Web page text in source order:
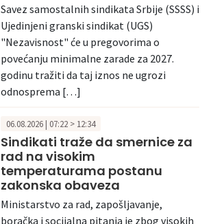
Savez samostalnih sindikata Srbije (SSSS) i
Ujedinjeni granski sindikat (UGS)
"Nezavisnost" će u pregovorima o
povećanju minimalne zarade za 2027.
godinu tražiti da taj iznos ne ugrozi
odnosprema […]
06.08.2026 | 07:22 > 12:34
Sindikati traže da smernice za
rad na visokim
temperaturama postanu
zakonska obaveza
Ministarstvo za rad, zapošljavanje,
boračka i socijalna pitanja je zbog visokih